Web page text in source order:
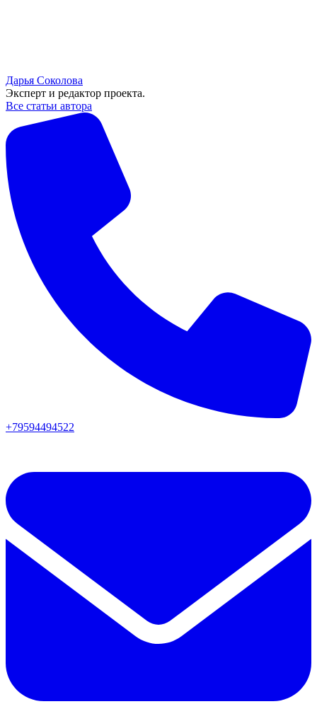
Дарья Соколова
Эксперт и редактор проекта.
Все статьи автора
+79594494522